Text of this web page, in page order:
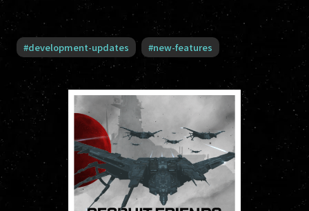
#development-updates #new-features